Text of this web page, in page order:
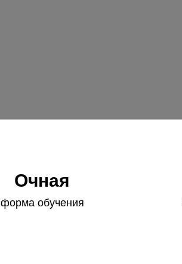
Очная
форма обучения